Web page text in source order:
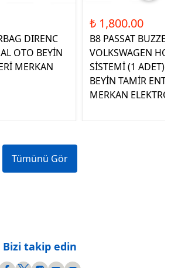
DIRENC
OTO BEYİN
MERKAN
₺ 1,800.00
B8 PASSAT
VOLKSWAGEN
SİSTEMİ (1 ADET)
BEYİN TAMİR
MERKAN
Tümünü Gör
Bizi takip edin